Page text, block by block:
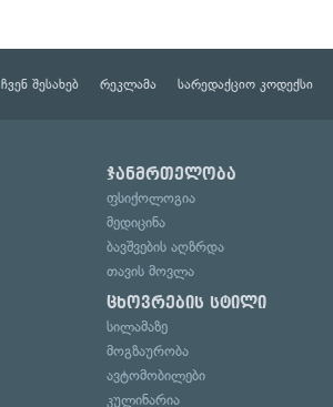
ჩვენ შესახებ რეკლამა სარედაქციო კოდექსი
ჯანმრთელობა
ფსიქოლოგია
მედიცინა
ბავშვების აღზრდა
თავის მოვლა
ცხოვრების სტილი
სილამაზე
მოგზაურობა
ავტომობილები
კულინარია